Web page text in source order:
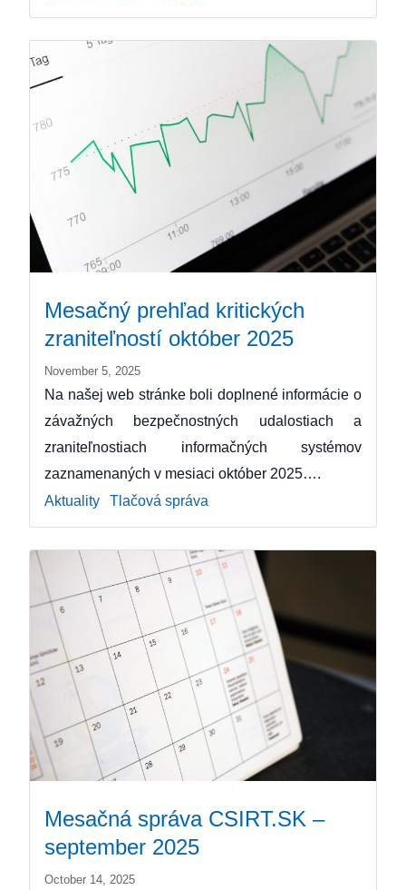
Mesačný prehľad kritických
zraniteľností október 2025
November 5, 2025
Na našej web stránke boli doplnené informácie o
závažných bezpečnostných udalostiach a
zraniteľnostiach informačných systémov
zaznamenaných v mesiaci október 2025….
Aktuality
Tlačová správa
Mesačná správa CSIRT.SK –
september 2025
October 14, 2025